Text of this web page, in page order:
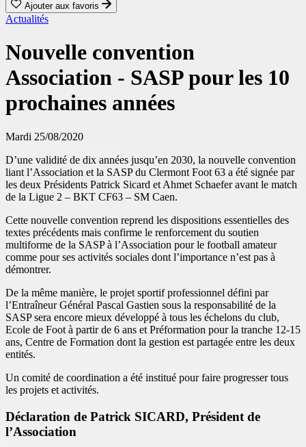
Ajouter aux favoris
Actualités
Nouvelle convention
Association - SASP pour les 10
prochaines années
Mardi 25/08/2020
D’une validité de dix années jusqu’en 2030, la nouvelle convention
liant l’Association et la SASP du Clermont Foot 63 a été signée par
les deux Présidents Patrick Sicard et Ahmet Schaefer avant le match
de la Ligue 2 – BKT CF63 – SM Caen.
Cette nouvelle convention reprend les dispositions essentielles des
textes précédents mais confirme le renforcement du soutien
multiforme de la SASP à l’Association pour le football amateur
comme pour ses activités sociales dont l’importance n’est pas à
démontrer.
De la même manière, le projet sportif professionnel défini par
l’Entraîneur Général Pascal Gastien sous la responsabilité de la
SASP sera encore mieux développé à tous les échelons du club,
Ecole de Foot à partir de 6 ans et Préformation pour la tranche 12-15
ans, Centre de Formation dont la gestion est partagée entre les deux
entités.
Un comité de coordination a été institué pour faire progresser tous
les projets et activités.
Déclaration de Patrick SICARD, Président de
l’Association